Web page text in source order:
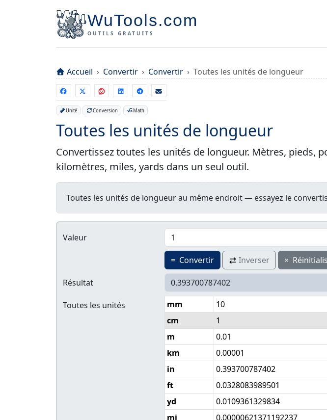
WuTools.com
OUTILS GRATUITS
Accueil Convertir Convertir Toutes les unités de longueur
Unité Conversion Math
Toutes les unités de longueur
Convertissez toutes les unités de longueur. Mètres, pieds,
kilomètres, miles, yards dans un seul outil.
Toutes les unités de longueur au même endroit — essayez le
Valeur
= Convertir Inverser ×
Résultat
Toutes les unités mm
10
cm
1
m
0.01
km
0.00001
in
0.393700787402
ft
0.0328083989501
yd
0.0109361329834
mi
0.00000621371192237